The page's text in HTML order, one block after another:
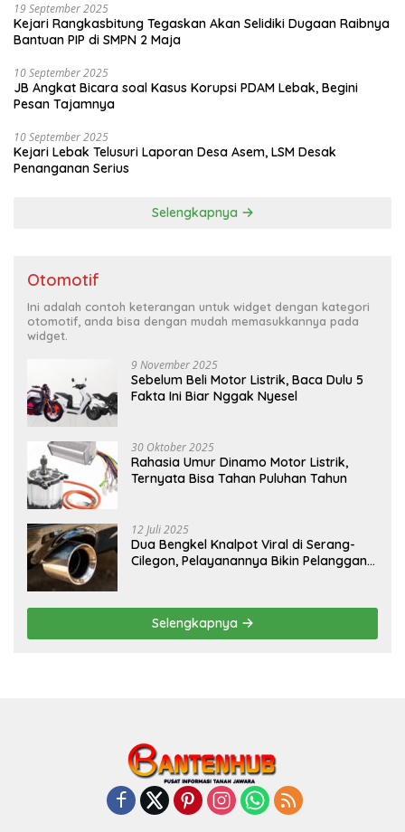
19 September 2025
Kejari Rangkasbitung Tegaskan Akan Selidiki Dugaan Raibnya
Bantuan PIP di SMPN 2 Maja
10 September 2025
JB Angkat Bicara soal Kasus Korupsi PDAM Lebak, Begini
Pesan Tajamnya
10 September 2025
Kejari Lebak Telusuri Laporan Desa Asem, LSM Desak
Penanganan Serius
Selengkapnya
Otomotif
Ini adalah contoh keterangan untuk widget dengan kategori
otomotif, anda bisa dengan mudah memasukkannya pada
widget.
9 November 2025
Sebelum Beli Motor Listrik, Baca Dulu 5
Fakta Ini Biar Nggak Nyesel
30 Oktober 2025
Rahasia Umur Dinamo Motor Listrik,
Ternyata Bisa Tahan Puluhan Tahun
12 Juli 2025
Dua Bengkel Knalpot Viral di Serang-
Cilegon, Pelayanannya Bikin Pelanggan
Selengkapnya